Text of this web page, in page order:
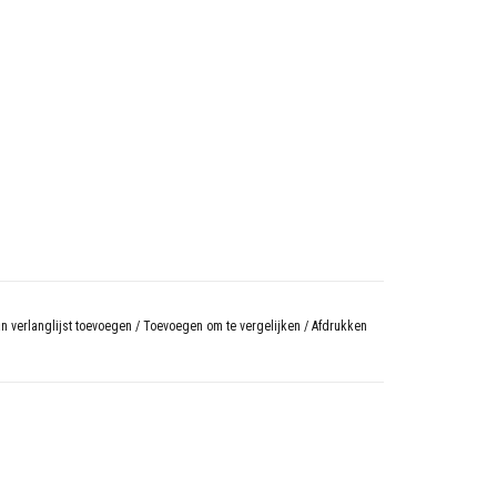
verlanglijst toevoegen / Toevoegen om te vergelijken / Afdrukken